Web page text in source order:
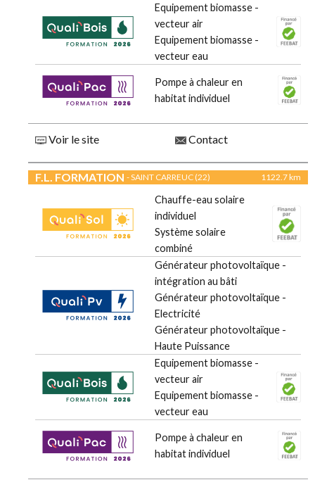
Equipement biomasse -
vecteur air
Equipement biomasse -
vecteur eau
Pompe à chaleur en
habitat individuel
Voir le site Contact
F.L. FORMATION - SAINT CARREUC (22) 1122.7 km
Chauffe-eau solaire
individuel
Système solaire
combiné
Générateur photovoltaïque -
intégration au bâti
Générateur photovoltaïque -
Electricité
Générateur photovoltaïque -
Haute Puissance
Equipement biomasse -
vecteur air
Equipement biomasse -
vecteur eau
Pompe à chaleur en
habitat individuel